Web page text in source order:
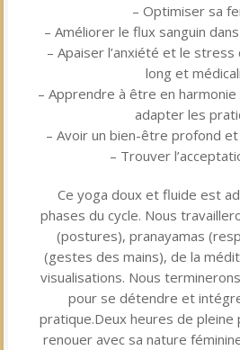
– Optimiser sa
– Améliorer le flux sanguin
– Apaiser l’anxiété et le stress
long et
– Apprendre à être en
adapter les
– Avoir un bien-être profond
– Trouver
Ce yoga doux et fluide est
phases du cycle. Nous
(postures), pranayamas
(gestes des mains), de la
visualisations. Nous
pour se détendre et
pratique.Deux heures de pleine
renouer avec sa nature